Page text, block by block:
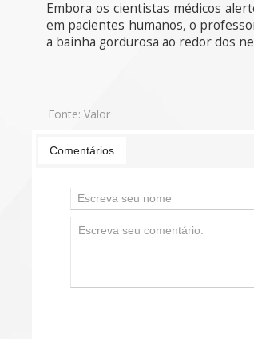
Embora os cientistas médicos
em pacientes humanos, o
a bainha gordurosa ao redor dos
Fonte: Valor
Comentários